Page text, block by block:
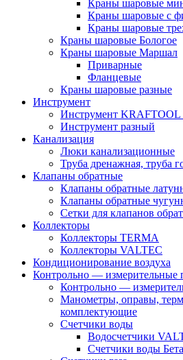
Краны шаровые
Краны шаровые с
Краны шаровые
Краны шаровые Бологое
Краны шаровые Маршал
Приварные
Фланцевые
Краны шаровые разные
Инструмент
Инструмент
Инструмент разный
Канализация
Люки канализационные
Труба дренажная, труба
Клапаны обратные
Клапаны обратные
Клапаны обратные
Сетки для клапанов
Коллекторы
Коллекторы TERMA
Коллекторы VALTEC
Кондиционирование воздуха
Контрольно — измерительные
Контрольно —
Манометры, оправы,
комплектующие
Счетчики воды
Водосчетчики
Счетчики воды